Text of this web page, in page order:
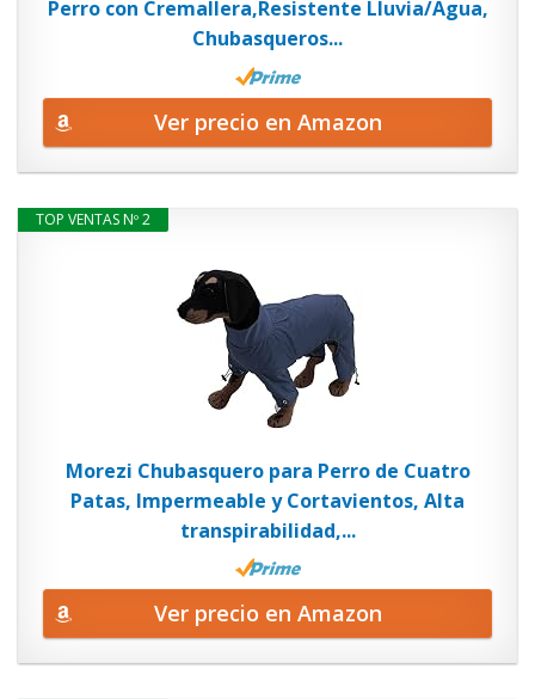
Perro con Cremallera,Resistente Lluvia/Agua,
Chubasqueros...
Ver precio en Amazon
TOP VENTAS Nº 2
Morezi Chubasquero para Perro de Cuatro
Patas, Impermeable y Cortavientos, Alta
transpirabilidad,...
Ver precio en Amazon